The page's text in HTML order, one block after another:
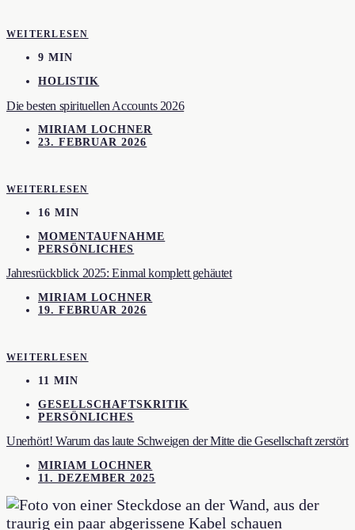
WEITERLESEN
9 MIN
HOLISTIK
Die besten spirituellen Accounts 2026
MIRIAM LOCHNER
23. FEBRUAR 2026
WEITERLESEN
16 MIN
MOMENTAUFNAHME
PERSÖNLICHES
Jahresrückblick 2025: Einmal komplett gehäutet
MIRIAM LOCHNER
19. FEBRUAR 2026
WEITERLESEN
11 MIN
GESELLSCHAFTSKRITIK
PERSÖNLICHES
Unerhört! Warum das laute Schweigen der Mitte die Gesellschaft zerstört
MIRIAM LOCHNER
11. DEZEMBER 2025